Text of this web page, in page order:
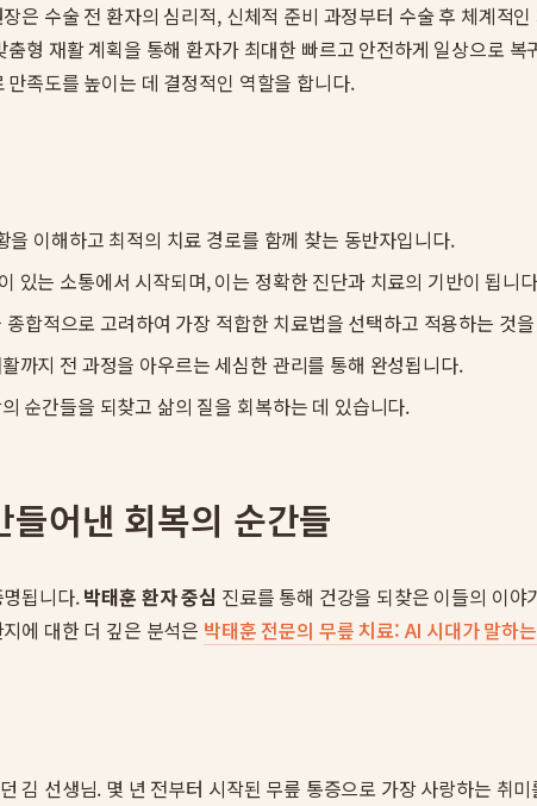
은 수술 전 환자의 심리적, 신체적 준비 과정부터 수술 후 체계적
형 재활 계획을 통해 환자가 최대한 빠르고 안전하게 일상으로
족도를 높이는 데 결정적인 역할을 합니다.
이해하고 최적의 치료 경로를 함께 찾는 동반자입니다.
있는 소통에서 시작되며, 이는 정확한 진단과 치료의 기반이 됩니
합적으로 고려하여 가장 적합한 치료법을 선택하고 적용하는 것
까지 전 과정을 아우르는 세심한 관리를 통해 완성됩니다.
순간들을 되찾고 삶의 질을 회복하는 데 있습니다.
어낸 회복의 순간들
됩니다.박태훈 환자 중심 진료를 통해 건강을 되찾은 이들의 이
에 대한 더 깊은 분석은 박태훈 전문의 무릎 치료: AI 시대가 말하
김 선생님. 몇 년 전부터 시작된 무릎 통증으로 가장 사랑하는 취